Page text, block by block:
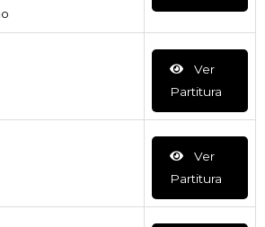
Ver
Partitura
Ver
Partitura